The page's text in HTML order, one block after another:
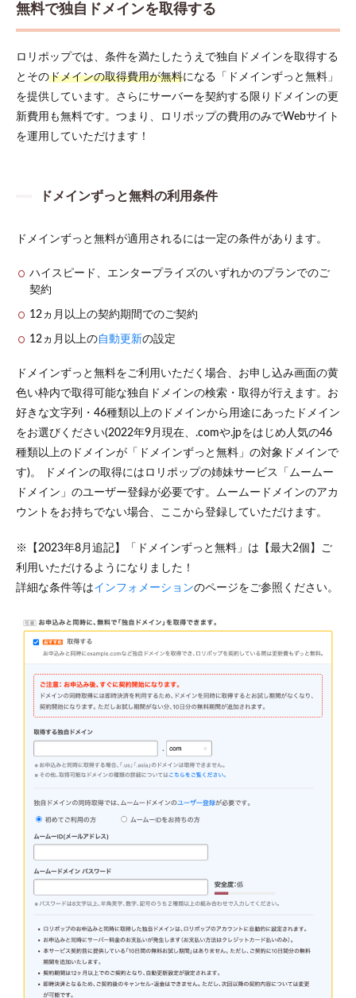
3.1
イ
ンストー
WordPress
を確認す
る
4
まと
無料で独自ドメインを取得する
ロリポップでは、条件を満たしたうえで独自ドメインを取得する
とそのドメインの取得費用が無料になる「ドメインずっと無料」
を提供しています。さらにサーバーを契約する限りドメインの更
新費用も無料です。つまり、ロリポップの費用のみでWebサイト
を運用していただけます！
ドメインずっと無料の利用条件
ドメインずっと無料が適用されるには一定の条件があります。
ハイスピード、エンタープライズのいずれかのプランでのご
契約
12ヵ月以上の契約期間でのご契約
12ヵ月以上の自動更新の設定
ドメインずっと無料をご利用いただく場合、お申し込み画面の黄
色い枠内で取得可能な独自ドメインの検索・取得が行えます。お
好きな文字列・46種類以上のドメインから用途にあったドメイン
をお選びください(2022年9月現在、.comや.jpをはじめ人気の46
種類以上のドメインが「ドメインずっと無料」の対象ドメインで
す)。 ドメインの取得にはロリポップの姉妹サービス「ムームー
ドメイン」のユーザー登録が必要です。ムームードメインのアカ
ウントをお持ちでない場合、ここから登録していただけます。
※【2023年8月追記】「ドメインずっと無料」は【最大2個】ご
利用いただけるようになりました！
詳細な条件等はインフォメーションのページをご参照ください。